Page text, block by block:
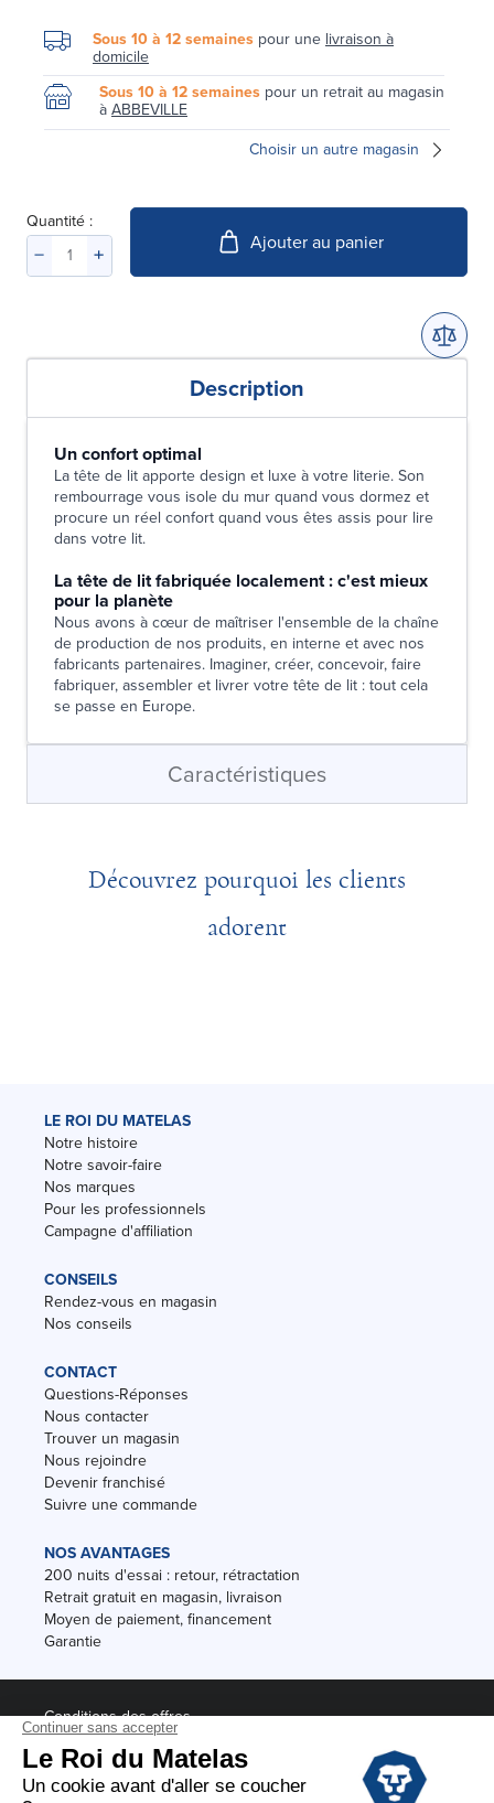
Sous 10 à 12 semaines pour unelivraison à
domicile
Sous 10 à 12 semaines pour un retrait au magasin
àABBEVILLE
Choisir un autre magasin
Quantité :
Ajouter au panier
Description
Un confort optimal
La tête de lit apporte design et luxe à votre literie. Son
rembourrage vous isole du mur quand vous dormez et
procure un réel confort quand vous êtes assis pour lire
dans votre lit.
La tête de lit fabriquée localement : c'est mieux
pour la planète
Nous avons à cœur de maîtriser l'ensemble de la chaîne
de production de nos produits, en interne et avec nos
fabricants partenaires. Imaginer, créer, concevoir, faire
fabriquer, assembler et livrer votre tête de lit : tout cela
se passe en Europe.
Caractéristiques
Découvrez pourquoi les clients
adorent
LE ROI DU MATELAS
Notre histoire
Notre savoir-faire
Nos marques
Pour les professionnels
Campagne d'affiliation
CONSEILS
Rendez-vous en magasin
Nos conseils
CONTACT
Questions-Réponses
Nous contacter
Trouver un magasin
Nous rejoindre
Devenir franchisé
Suivre une commande
NOS AVANTAGES
200 nuits d'essai : retour, rétractation
Retrait gratuit en magasin, livraison
Moyen de paiement, financement
Garantie
Conditions des offres
Black Friday
Destockage
Soldes